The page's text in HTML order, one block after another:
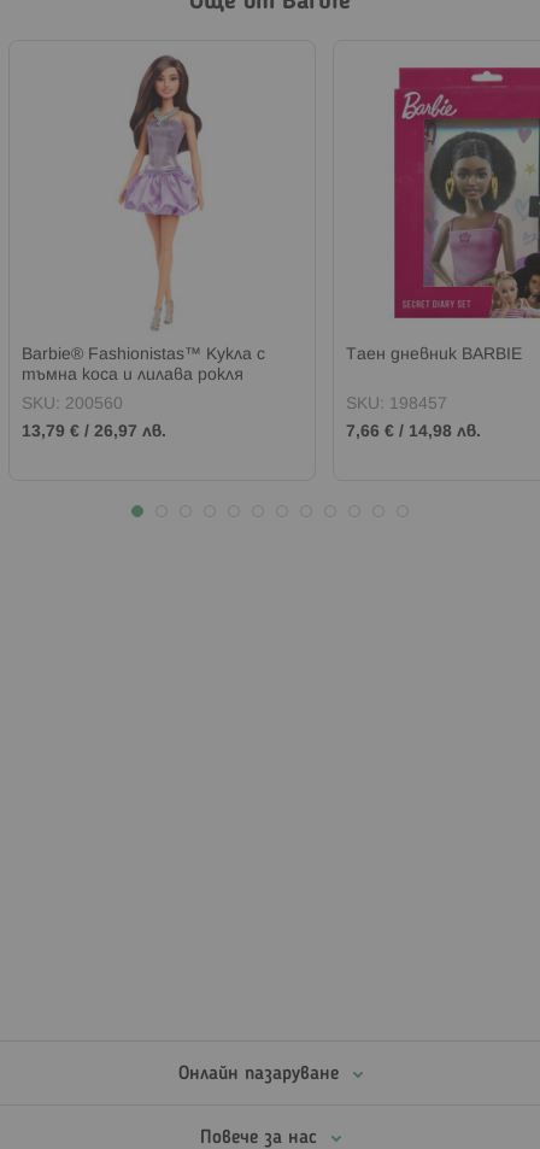
Barbie® Fashionistas™ Кукла с
тъмна коса и лилава рокля
SKU: 200560
13,79 € / 26,97 лв.
Таен дневник BARBIE
SKU: 198457
7,66 € / 14,98 лв.
Онлайн пазаруване
Повече за нас